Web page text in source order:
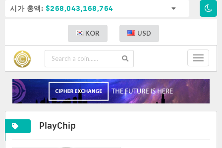
시가 총액: $268,043,168,764
KOR USD
Toggle
PlayChip